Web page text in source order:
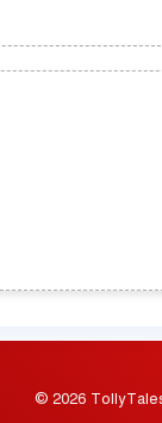
© 2026